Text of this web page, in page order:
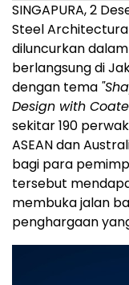
SINGAPURA, 2
Steel
diluncurkan
berlangsung di
dengan tema
Design with
sekitar 190
ASEAN dan
bagi para
tersebut
membuka jalan
penghargaan